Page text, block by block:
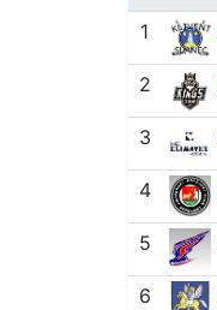
1
2
3
4
5
6